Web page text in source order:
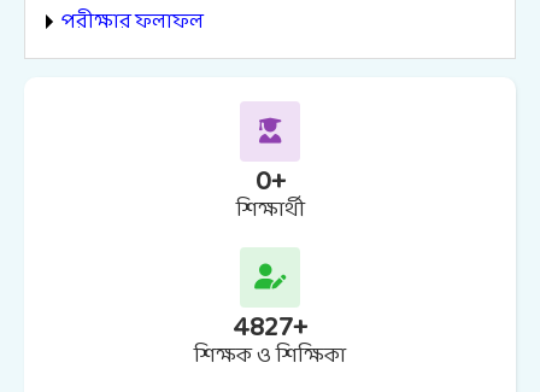
পরীক্ষার ফলাফল
0+
শিক্ষার্থী
4827+
শিক্ষক ও শিক্ষিকা